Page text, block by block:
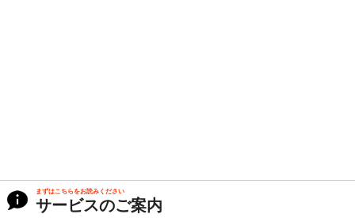
まずはこちらをお読みください
サービスのご案内